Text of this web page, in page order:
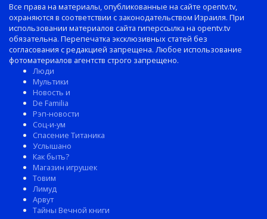
Все права на материалы, опубликованные на сайте opentv.tv,
охраняются в соответствии с законодательством Израиля. При
использовании материалов сайта гиперссылка на opentv.tv
обязательна. Перепечатка эксклюзивных статей без
согласования с редакцией запрещена. Любое использование
фотоматериалов агентств строго запрещено.
Люди
Мультики
Новость и
De Familia
Рэп-новости
Соц-и-ум
Спасение Титаника
Услышано
Как быть?
Магазин игрушек
Товим
Лимуд
Арвут
Тайны Вечной книги